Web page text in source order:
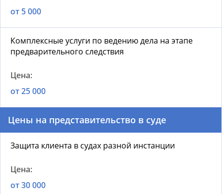
от 5 000
Комплексные услуги по ведению дела на этапе
предварительного следствия
от 25 000
Цены на представительство в суде
Защита клиента в судах разной инстанции
от 30 000